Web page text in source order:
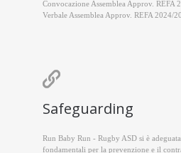
Convocazione Assemblea Approv. REFA
Verbale Assemblea Approv. REFA 2024/

Safeguarding
Run Baby Run - Rugby ASD si è
fondamentali per la prevenzione e il